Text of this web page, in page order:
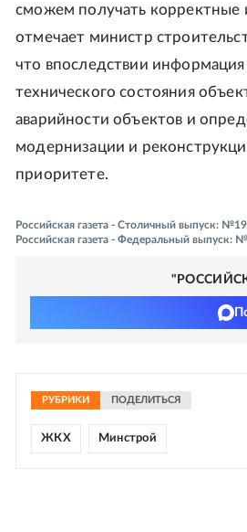
сможем получать корректные
отмечает министр
что впоследствии
технического состояния
аварийности объектов и
модернизации и
приоритете.
Российская газета - Столичный выпуск:
Российская газета - Федеральный выпуск:
РУБРИКИ ПОДЕЛИТЬСЯ
ЖКХ Минстрой